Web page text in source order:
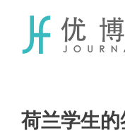
content
荷兰学生的